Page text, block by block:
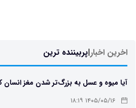
اخرین اخبار|پربیننده ترین
آیا میوه و عسل به بزرگ‌تر شدن مغز انسان
۱۴۰۵/۰۵/۱۶ ۱۸:۱۹